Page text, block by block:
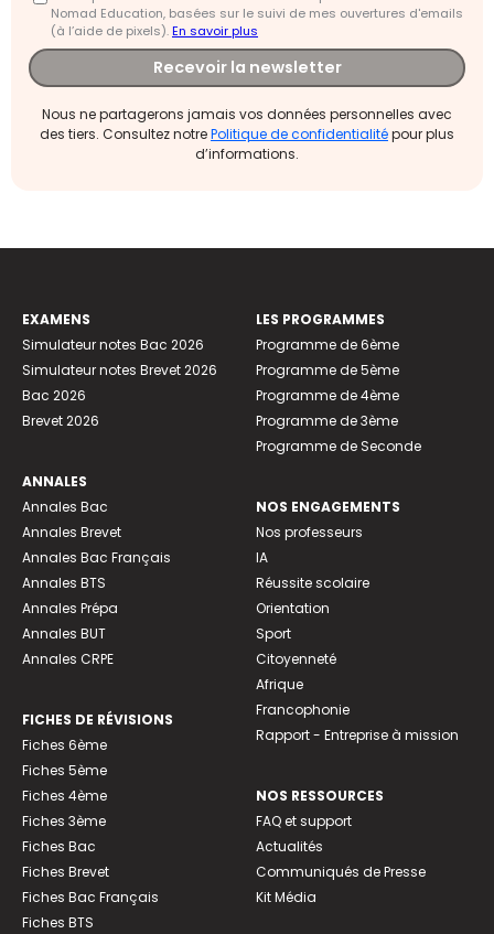
Nomad Education, basées sur le suivi de mes ouvertures d'emails
(à l’aide de pixels).En savoir plus
Recevoir la newsletter
Nous ne partagerons jamais vos données personnelles avec
des tiers. Consultez notrePolitique de confidentialitépour plus
d’informations.
EXAMENS
Simulateur notes Bac 2026
Simulateur notes Brevet 2026
Bac 2026
Brevet 2026
ANNALES
Annales Bac
Annales Brevet
Annales Bac Français
Annales BTS
Annales Prépa
Annales BUT
Annales CRPE
FICHES DE RÉVISIONS
Fiches 6ème
Fiches 5ème
Fiches 4ème
Fiches 3ème
Fiches Bac
Fiches Brevet
Fiches Bac Français
Fiches BTS
LES PROGRAMMES
Programme de 6ème
Programme de 5ème
Programme de 4ème
Programme de 3ème
Programme de Seconde
NOS ENGAGEMENTS
Nos professeurs
IA
Réussite scolaire
Orientation
Sport
Citoyenneté
Afrique
Francophonie
Rapport - Entreprise à mission
NOS RESSOURCES
FAQ et support
Actualités
Communiqués de Presse
Kit Média